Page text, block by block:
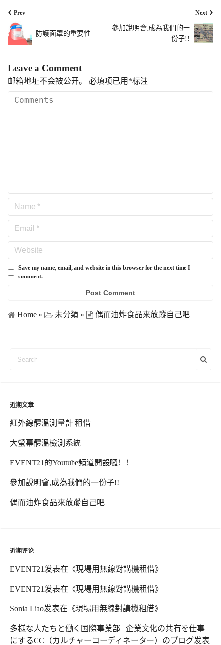
防護面罩的重要性
‹ Prev
參加說明會,成為我們的一
份子!!
Next ›
Leave a Comment
邮箱地址不会被公开。 必填项已用 *标注
Save my name, email, and website in this browser for the next time I
comment.
Home » 未分類 » 偶而油炸食品來放蹤自己吧
近期文章
紅外線體溫測量計 租借
大螢幕體溫檢測系統
EVENT21的Youtube頻道開設囉！！
參加說明會,成為我們的一份子!!
偶而油炸食品來放蹤自己吧
近期评论
EVENT21 发表在《現場用無線對講機租借》
EVENT21 发表在《現場用無線對講機租借》
Sonia Liao发表在《現場用無線對講機租借》
多様な人たちと働く国際事業部 | 企業文化の共有を仕事
にするCC（カルチャーコーディネーター）のブログ发表